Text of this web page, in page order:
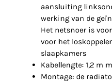
aansluiting
werking van de
Het netsnoer is
voor het
slaapkamers
Kabellengte: 1,2 m
Montage: de